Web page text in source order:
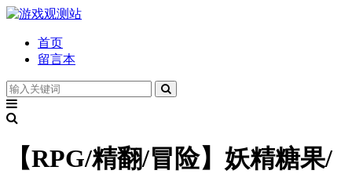
首页
留言本
【RPG/精翻/冒险】妖精糖果/